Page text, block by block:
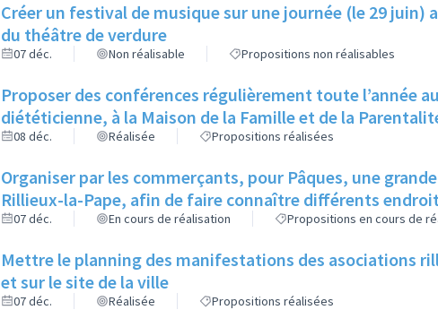
Créer un festival de musique sur une journée (le 29 juin)
du théâtre de verdure
07 déc. Non réalisable Propositions non réalisables
Proposer des conférences régulièrement toute l’année
diététicienne, à la Maison de la Famille et de la
08 déc. Réalisée Propositions réalisées
Organiser par les commerçants, pour Pâques, une
Rillieux-la-Pape, afin de faire connaître différents
07 déc. En cours de réalisation Propositions en cours de
Mettre le planning des manifestations des asociations
et sur le site de la ville
07 déc. Réalisée Propositions réalisées